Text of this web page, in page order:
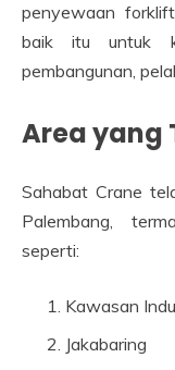
penyewaan
baik itu untuk
pembangunan,
Area yang
Sahabat Crane
Palembang,
seperti:
Kawasan
Jakabaring